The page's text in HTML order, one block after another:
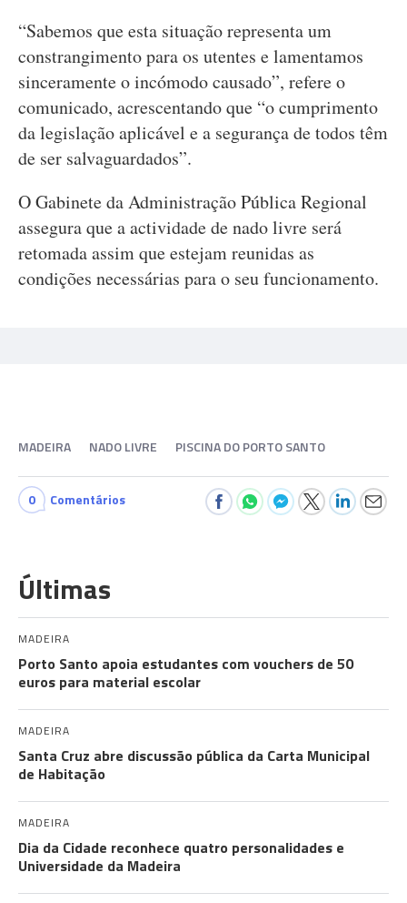
“Sabemos que esta situação representa um
constrangimento para os utentes e lamentamos
sinceramente o incómodo causado”, refere o
comunicado, acrescentando que “o cumprimento
da legislação aplicável e a segurança de todos têm
de ser salvaguardados”.
O Gabinete da Administração Pública Regional
assegura que a actividade de nado livre será
retomada assim que estejam reunidas as
condições necessárias para o seu funcionamento.
MADEIRA NADO LIVRE PISCINA DO PORTO SANTO
0 Comentários
Últimas
MADEIRA
Porto Santo apoia estudantes com vouchers de 50
euros para material escolar
MADEIRA
Santa Cruz abre discussão pública da Carta Municipal
de Habitação
MADEIRA
Dia da Cidade reconhece quatro personalidades e
Universidade da Madeira